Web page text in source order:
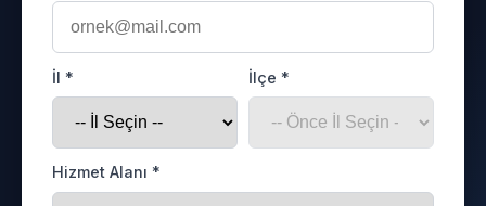
İl * İlçe *
Hizmet Alanı *